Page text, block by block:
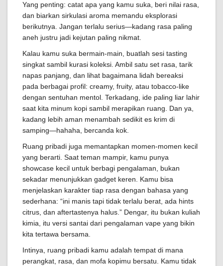
Yang penting: catat apa yang kamu suka, beri nilai rasa,
dan biarkan sirkulasi aroma memandu eksplorasi
berikutnya. Jangan terlalu serius—kadang rasa paling
aneh justru jadi kejutan paling nikmat.
Kalau kamu suka bermain-main, buatlah sesi tasting
singkat sambil kurasi koleksi. Ambil satu set rasa, tarik
napas panjang, dan lihat bagaimana lidah bereaksi
pada berbagai profil: creamy, fruity, atau tobacco-like
dengan sentuhan mentol. Terkadang, ide paling liar lahir
saat kita minum kopi sambil merapikan ruang. Dan ya,
kadang lebih aman menambah sedikit es krim di
samping—hahaha, bercanda kok.
Ruang pribadi juga memantapkan momen-momen kecil
yang berarti. Saat teman mampir, kamu punya
showcase kecil untuk berbagi pengalaman, bukan
sekadar menunjukkan gadget keren. Kamu bisa
menjelaskan karakter tiap rasa dengan bahasa yang
sederhana: “ini manis tapi tidak terlalu berat, ada hints
citrus, dan aftertastenya halus.” Dengar, itu bukan kuliah
kimia, itu versi santai dari pengalaman vape yang bikin
kita tertawa bersama.
Intinya, ruang pribadi kamu adalah tempat di mana
perangkat, rasa, dan mofa kopimu bersatu. Kamu tidak